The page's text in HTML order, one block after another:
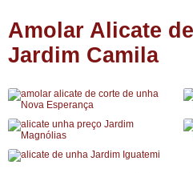
Amolar Alicate
Jardim Camila